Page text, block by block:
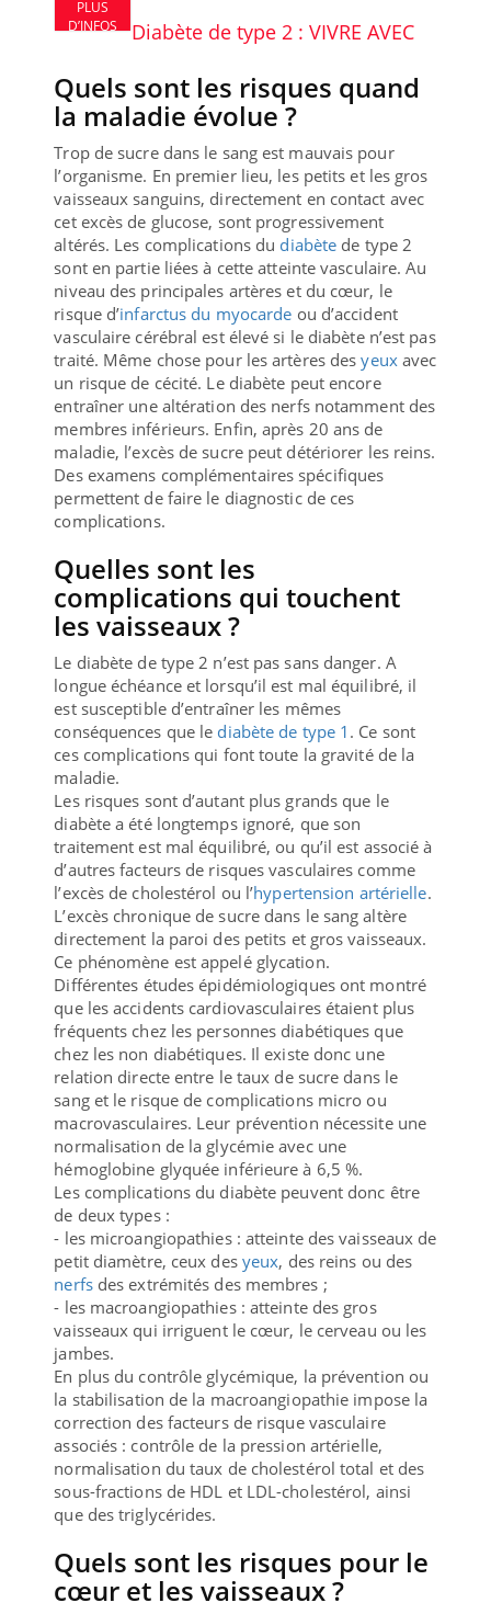
PLUS
D’INFOS
Diabète de type 2 : VIVRE AVEC
Quels sont les risques quand
la maladie évolue ?
Trop de sucre dans le sang est mauvais pour
l’organisme. En premier lieu, les petits et les gros
vaisseaux sanguins, directement en contact avec
cet excès de glucose, sont progressivement
altérés. Les complications du diabète de type 2
sont en partie liées à cette atteinte vasculaire. Au
niveau des principales artères et du cœur, le
risque d’infarctus du myocarde ou d’accident
vasculaire cérébral est élevé si le diabète n’est pas
traité. Même chose pour les artères desyeuxavec
un risque de cécité. Le diabète peut encore
entraîner une altération des nerfs notamment des
membres inférieurs. Enfin, après 20 ans de
maladie, l’excès de sucre peut détériorer les reins.
Des examens complémentaires spécifiques
permettent de faire le diagnostic de ces
complications.
Quelles sont les
complications qui touchent
les vaisseaux ?
Le diabète de type 2 n’est pas sans danger. A
longue échéance et lorsqu’il est mal équilibré, il
est susceptible d’entraîner les mêmes
conséquences que le diabète de type 1 . Ce sont
ces complications qui font toute la gravité de la
maladie.
Les risques sont d’autant plus grands que le
diabète a été longtemps ignoré, que son
traitement est mal équilibré, ou qu’il est associé à
d’autres facteurs de risques vasculaires comme
l’excès de cholestérol ou l’hypertension artérielle.
L’excès chronique de sucre dans le sang altère
directement la paroi des petits et gros vaisseaux.
Ce phénomène est appelé glycation.
Différentes études épidémiologiques ont montré
que les accidents cardiovasculaires étaient plus
fréquents chez les personnes diabétiques que
chez les non diabétiques. Il existe donc une
relation directe entre le taux de sucre dans le
sang et le risque de complications micro ou
macrovasculaires. Leur prévention nécessite une
normalisation de la glycémie avec une
hémoglobine glyquée inférieure à 6,5 %.
Les complications du diabète peuvent donc être
de deux types :
- les microangiopathies : atteinte des vaisseaux de
petit diamètre, ceux des yeux, des reins ou des
nerfsdes extrémités des membres ;
- les macroangiopathies : atteinte des gros
vaisseaux qui irriguent le cœur, le cerveau ou les
jambes.
En plus du contrôle glycémique, la prévention ou
la stabilisation de la macroangiopathie impose la
correction des facteurs de risque vasculaire
associés : contrôle de la pression artérielle,
normalisation du taux de cholestérol total et des
sous-fractions de HDL et LDL-cholestérol, ainsi
que des triglycérides.
Quels sont les risques pour le
cœur et les vaisseaux ?